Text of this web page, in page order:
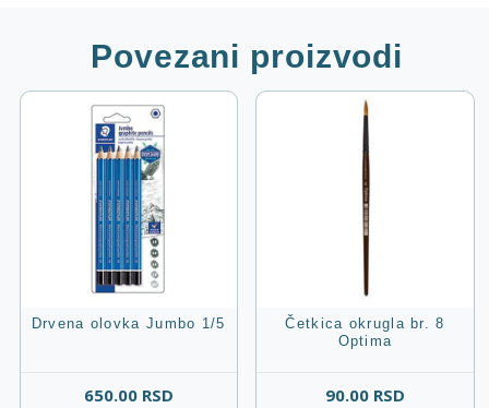
Povezani proizvodi
Drvena olovka Jumbo 1/5
650.00RSD
Četkica okrugla br. 8
Optima
90.00 RSD